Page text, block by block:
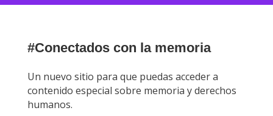
#Conectados con la memoria
Un nuevo sitio para que puedas acceder a
contenido especial sobre memoria y derechos
humanos.